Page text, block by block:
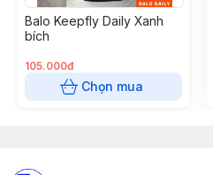
Balo Keepfly Daily Xanh
bích
105.000đ
Chọn mua